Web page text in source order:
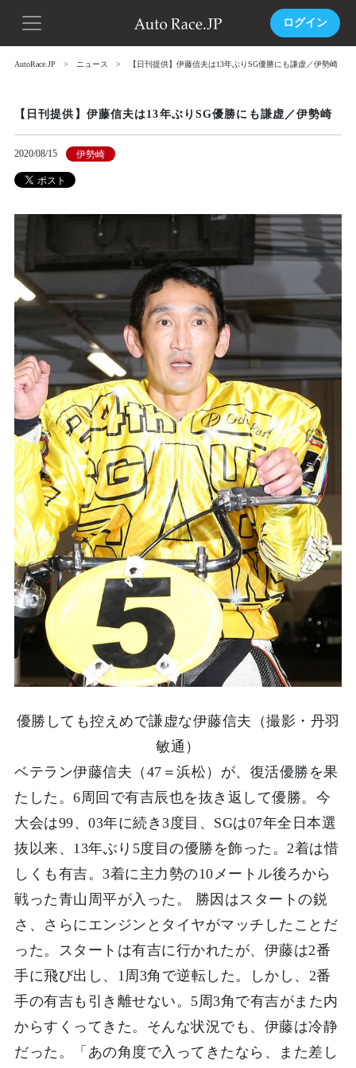
ログイン
AutoRace.JP ニュース 【日刊提供】伊藤信夫は13年ぶりSG優勝にも謙虚／伊勢崎
【日刊提供】伊藤信夫は13年ぶりSG優勝にも謙虚／伊勢崎
2020/08/15 伊勢崎
優勝しても控えめで謙虚な伊藤信夫（撮影・丹羽
敏通）
ベテラン伊藤信夫（47＝浜松）が、復活優勝を果
たした。6周回で有吉辰也を抜き返して優勝。今
大会は99、03年に続き3度目、SGは07年全日本選
抜以来、13年ぶり5度目の優勝を飾った。2着は惜
しくも有吉。3着に主力勢の10メートル後ろから
戦った青山周平が入った。 勝因はスタートの鋭
さ、さらにエンジンとタイヤがマッチしたことだ
った。スタートは有吉に行かれたが、伊藤は2番
手に飛び出し、1周3角で逆転した。しかし、2番
手の有吉も引き離せない。5周3角で有吉がまた内
からすくってきた。そんな状況でも、伊藤は冷静
だった。「あの角度で入ってきたなら、また差し